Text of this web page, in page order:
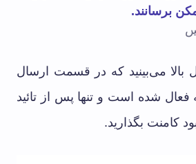
برسانند.
بالا می‌بینید که در قسمت ارسال
فعال شده است و تنها پس از تائید
کامنت بگذارید.